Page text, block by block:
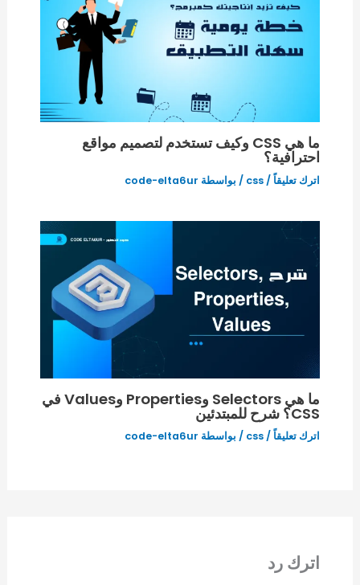
ما هي CSS وكيف تستخدم لتصميم مواقع
احترافية؟
اترك تعليقاً/
css / بواسطة code-elta6ur
ما هي Selectors وProperties وValues في
CSS؟ شرح للمبتدئين
اترك تعليقاً /
css / بواسطة code-elta6ur
اترك رد